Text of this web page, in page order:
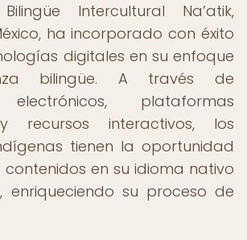
Intercultural Na’atik,
ha incorporado con éxito
digitales en su enfoque
bilingüe. A través de
electrónicos, plataformas
recursos interactivos, los
tienen la oportunidad
en su idioma nativo
enriqueciendo su proceso de